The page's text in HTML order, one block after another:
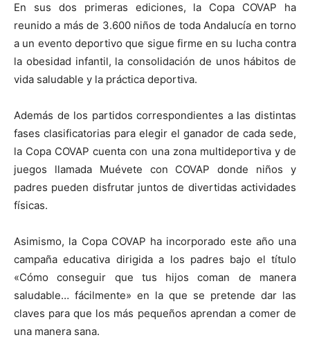
En sus dos primeras ediciones, la Copa COVAP ha
reunido a más de 3.600 niños de toda Andalucía en torno
a un evento deportivo que sigue firme en su lucha contra
la obesidad infantil, la consolidación de unos hábitos de
vida saludable y la práctica deportiva.
Además de los partidos correspondientes a las distintas
fases clasificatorias para elegir el ganador de cada sede,
la Copa COVAP cuenta con una zona multideportiva y de
juegos llamada Muévete con COVAP donde niños y
padres pueden disfrutar juntos de divertidas actividades
físicas.
Asimismo, la Copa COVAP ha incorporado este año una
campaña educativa dirigida a los padres bajo el título
«Cómo conseguir que tus hijos coman de manera
saludable… fácilmente» en la que se pretende dar las
claves para que los más pequeños aprendan a comer de
una manera sana.